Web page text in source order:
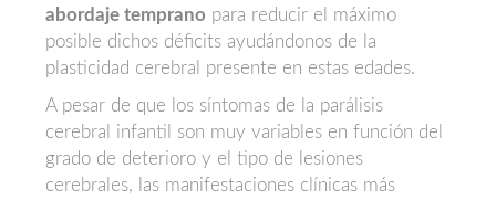
abordaje temprano para reducir el máximo
posible dichos déficits ayudándonos de la
plasticidad cerebral presente en estas edades.
A pesar de que los síntomas de la parálisis
cerebral infantil son muy variables en función del
grado de deterioro y el tipo de lesiones
cerebrales, las manifestaciones clínicas más